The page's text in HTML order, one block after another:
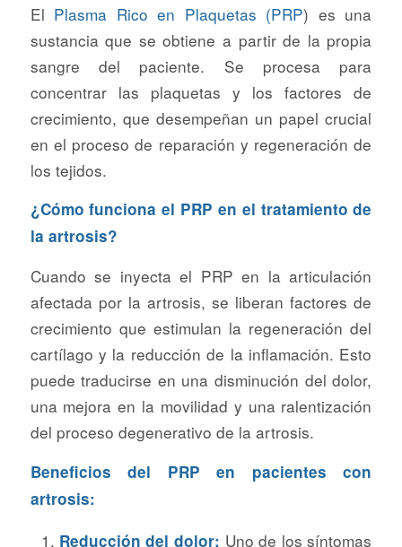
El Plasma Rico en Plaquetas (PRP) es una
sustancia que se obtiene a partir de la propia
sangre del paciente. Se procesa para
concentrar las plaquetas y los factores de
crecimiento, que desempeñan un papel crucial
en el proceso de reparación y regeneración de
los tejidos.
¿Cómo funciona el PRP en el tratamiento de
la artrosis?
Cuando se inyecta el PRP en la articulación
afectada por la artrosis, se liberan factores de
crecimiento que estimulan la regeneración del
cartílago y la reducción de la inflamación. Esto
puede traducirse en una disminución del dolor,
una mejora en la movilidad y una ralentización
del proceso degenerativo de la artrosis.
Beneficios del PRP en pacientes con
artrosis:
Reducción del dolor: Uno de los síntomas